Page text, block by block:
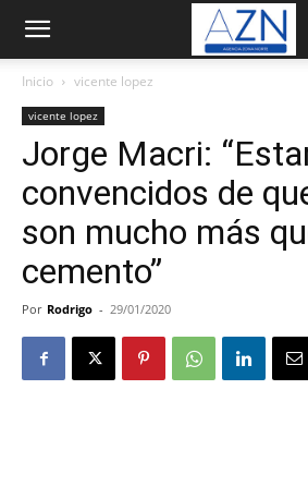
Inicio vicente lopez
vicente lopez
Jorge Macri:
convencidos de
son mucho más
cemento”
Por Rodrigo - 29/01/2020